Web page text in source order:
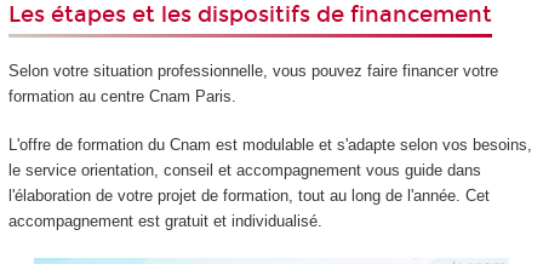
Les étapes et les dispositifs de financement
Selon votre situation professionnelle, vous pouvez faire financer votre
formation au centre Cnam Paris.
L'offre de formation du Cnam est modulable et s'adapte selon vos besoins,
le service orientation, conseil et accompagnement vous guide dans
l'élaboration de votre projet de formation, tout au long de l'année. Cet
accompagnement est gratuit et individualisé.